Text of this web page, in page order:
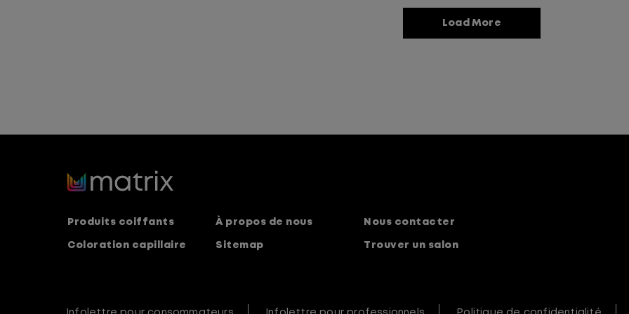
Load More
Produits coiffants
Coloration capillaire
À propos de nous
Sitemap
Nous contacter
Trouver un salon